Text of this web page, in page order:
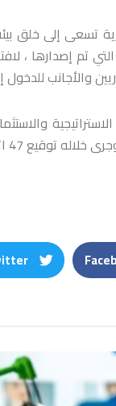
إلى خلق بيئة
تم إصدارها
والأجانب
تفاهم بقيمة 6 مليارات دولار